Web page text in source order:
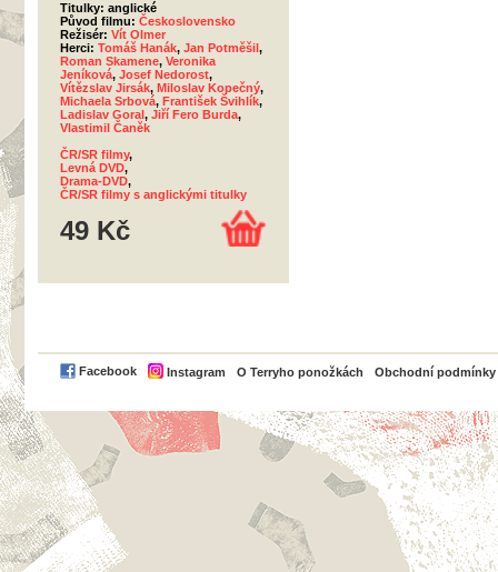
Titulky: anglické
Původ filmu: Československo
Režisér: Vít Olmer
Herci: Tomáš Hanák, Jan Potměšil,
Roman Skamene, Veronika
Jeníková, Josef Nedorost,
Vítězslav Jirsák, Miloslav Kopečný,
Michaela Srbová, František Švihlík,
Ladislav Goral, Jiří Fero Burda,
Vlastimil Čaněk
ČR/SR filmy,
Levná DVD,
Drama-DVD,
ČR/SR filmy s anglickými titulky
49 Kč
Facebook Instagram O Terryho ponožkách Obchodní podmínky
PayPal